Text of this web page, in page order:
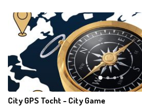
City GPS Tocht - City Game